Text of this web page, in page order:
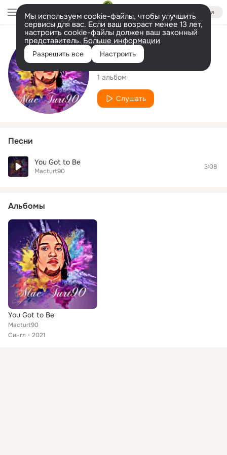
Войти
Мы используем cookie-файлы, чтобы улучшить
сервисы для вас. Если ваш возраст менее 13 лет,
настроить cookie-файлы должен ваш законный
представитель. Больше информации
Разрешить все Настроить
Исполнитель
Macturt90
1 альбом
Слушать
Песни
You Got to Be
Macturt90
3:08
Альбомы
You Got to Be
Macturt90
Сингл
2021